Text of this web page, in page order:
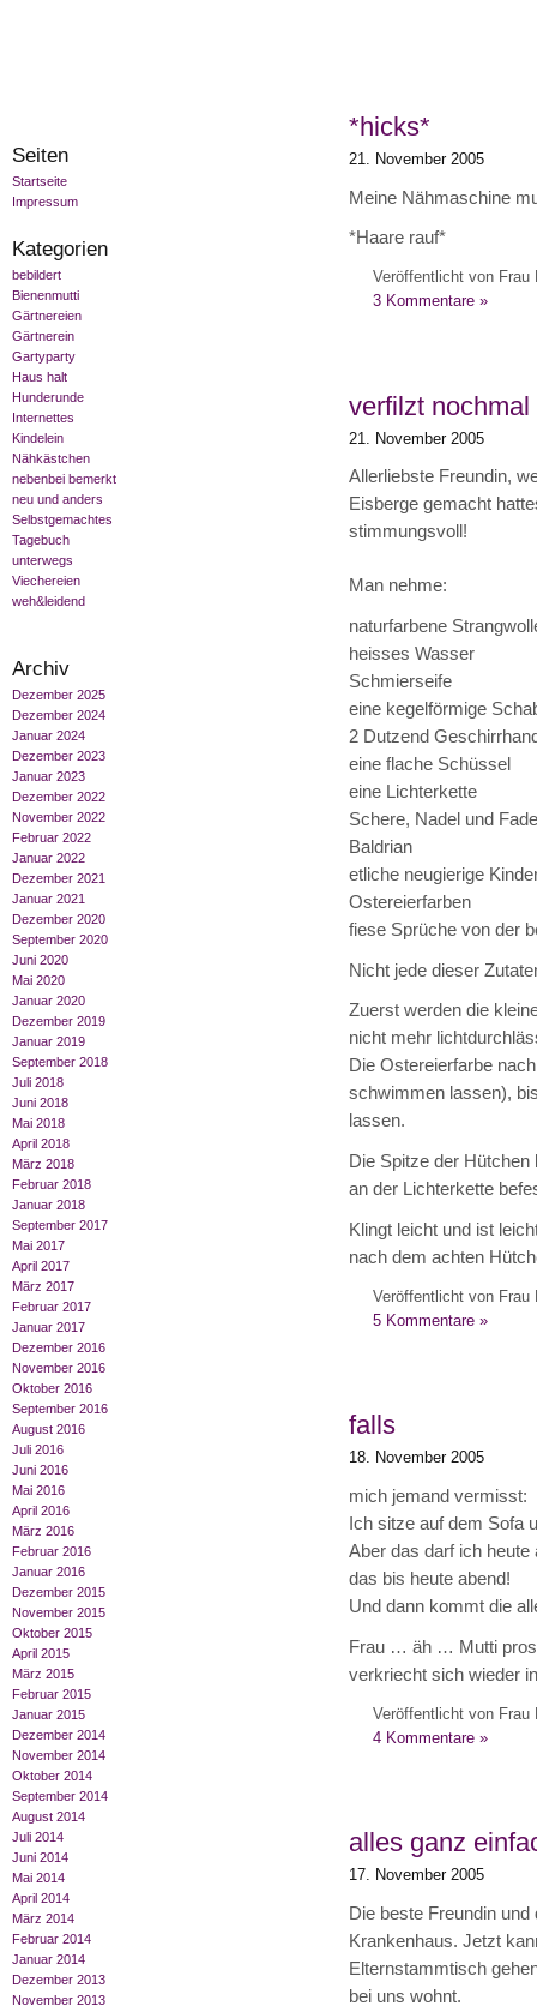
Seiten
Startseite
Impressum
Kategorien
bebildert
Bienenmutti
Gärtnereien
Gärtnerein
Gartyparty
Haus halt
Hunderunde
Internettes
Kindelein
Nähkästchen
nebenbei bemerkt
neu und anders
Selbstgemachtes
Tagebuch
unterwegs
Viechereien
weh&leidend
Archiv
Dezember 2025
Dezember 2024
Januar 2024
Dezember 2023
Januar 2023
Dezember 2022
November 2022
Februar 2022
Januar 2022
Dezember 2021
Januar 2021
Dezember 2020
September 2020
Juni 2020
Mai 2020
Januar 2020
Dezember 2019
Januar 2019
September 2018
Juli 2018
Juni 2018
Mai 2018
April 2018
März 2018
Februar 2018
Januar 2018
September 2017
Mai 2017
April 2017
März 2017
Februar 2017
Januar 2017
Dezember 2016
November 2016
Oktober 2016
September 2016
August 2016
Juli 2016
Juni 2016
Mai 2016
April 2016
März 2016
Februar 2016
Januar 2016
Dezember 2015
November 2015
Oktober 2015
April 2015
März 2015
Februar 2015
Januar 2015
Dezember 2014
November 2014
Oktober 2014
September 2014
August 2014
Juli 2014
Juni 2014
Mai 2014
April 2014
März 2014
Februar 2014
Januar 2014
Dezember 2013
November 2013
*hicks*
21. November 2005
Meine Nähmaschine
*Haare rauf*
Veröffentlicht von Frau
3 Kommentare »
verfilzt nochmal
21. November 2005
Allerliebste Freundin,
Eisberge gemacht
stimmungsvoll!
Man nehme:
naturfarbene
heisses Wasser
Schmierseife
eine kegelförmige
2 Dutzend
eine flache Schüssel
eine Lichterkette
Schere, Nadel und
Baldrian
etliche neugierige
Ostereierfarben
fiese Sprüche von der
Nicht jede dieser
Zuerst werden die
nicht mehr
Die Ostereierfarbe
schwimmen lassen),
lassen.
Die Spitze der
an der Lichterkette
Klingt leicht und ist
nach dem achten
Veröffentlicht von Frau
5 Kommentare »
falls
18. November 2005
mich jemand vermisst:
Ich sitze auf dem Sofa
Aber das darf ich
das bis heute abend!
Und dann kommt die
Frau … äh … Mutti
verkriecht sich wieder
Veröffentlicht von Frau
4 Kommentare »
alles ganz
17. November 2005
Die beste Freundin
Krankenhaus. Jetzt
Elternstammtisch
bei uns wohnt.